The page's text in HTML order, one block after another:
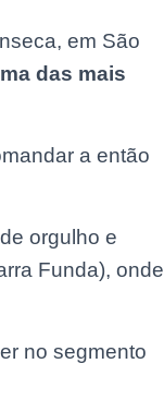
em São
das mais
a então
orgulho e
Funda), onde
no segmento